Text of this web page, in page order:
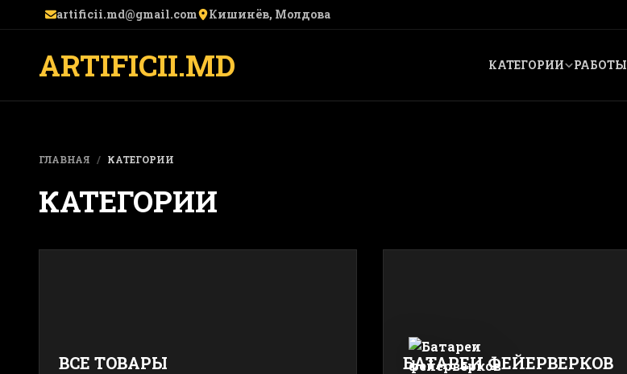
artificii.md@gmail.com Кишинёв, Молдова
ARTIFICII.MD КАТЕГОРИИ РАБОТЫ
ГЛАВНАЯ / КАТЕГОРИИ
КАТЕГОРИИ
ВСЕ ТОВАРЫ БАТАРЕИ ФЕЙЕРВЕРКОВ